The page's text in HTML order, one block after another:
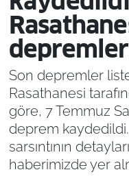
Son depremler
Rasathanesi
göre, 7 Temmuz
deprem
sarsıntının
haberimizde yer